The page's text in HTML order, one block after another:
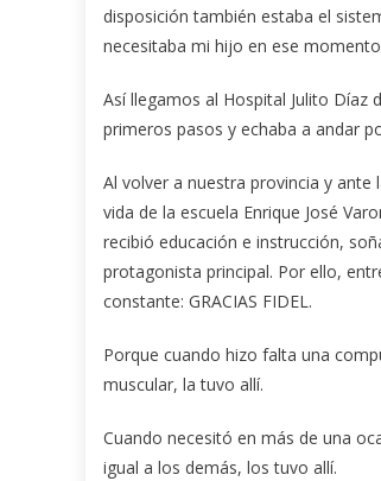
disposición también estaba el
necesitaba mi hijo en ese
Así llegamos al Hospital Julito
primeros pasos y echaba a andar
Al volver a nuestra provincia y
vida de la escuela Enrique José
recibió educación e instrucción,
protagonista principal. Por ello,
constante: GRACIAS FIDEL.
Porque cuando hizo falta una
muscular, la tuvo allí.
Cuando necesitó en más de una
igual a los demás, los tuvo allí.